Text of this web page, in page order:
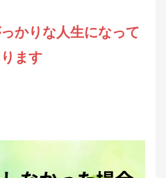
かりな人生になって
ます